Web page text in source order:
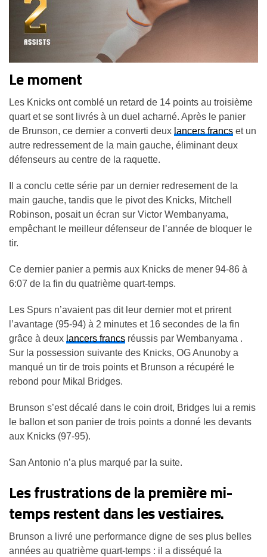
Le moment
Les Knicks ont comblé un retard de 14 points au troisième
quart et se sont livrés à un duel acharné. Après le panier
de Brunson, ce dernier a converti deux lancers francs et un
autre redressement de la main gauche, éliminant deux
défenseurs au centre de la raquette.
Il a conclu cette série par un dernier redresement de la
main gauche, tandis que le pivot des Knicks, Mitchell
Robinson, posait un écran sur Victor Wembanyama,
empêchant le meilleur défenseur de l’année de bloquer le
tir.
Ce dernier panier a permis aux Knicks de mener 94-86 à
6:07 de la fin du quatrième quart-temps.
Les Spurs n’avaient pas dit leur dernier mot et prirent
l’avantage (95-94) à 2 minutes et 16 secondes de la fin
grâce à deux lancersfrancs réussis par Wembanyama .
Sur la possession suivante des Knicks, OG Anunoby a
manqué un tir de trois points et Brunson a récupéré le
rebond pour Mikal Bridges.
Brunson s’est décalé dans le coin droit, Bridges lui a remis
le ballon et son panier de trois points a donné les devants
aux Knicks (97-95).
San Antonio n’a plus marqué par la suite.
Les frustrations de la première mi-
temps restent dans les vestiaires.
Brunson a livré une performance digne de ses plus belles
années au quatrième quart-temps : il a disséqué la